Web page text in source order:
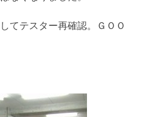
てテスター再確認。ＧＯＯ